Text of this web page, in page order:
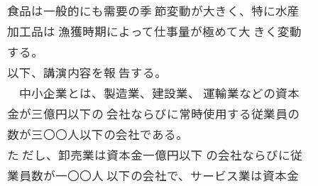
食品は一般的にも需要の季 節変動が大きく、特に水産
加工品は 漁獲時期によって仕事量が極めて大 きく変動
する。
以下、講演内容を報 告する。
中小企業とは、製造業、建設業、 運輸業などの資本
金が三億円以下の 会社ならびに常時使用する従業員の
数が三〇〇人以下の会社である。
た だし、卸売業は資本金一億円以下 の会社ならびに従
業員数が一〇〇人 以下の会社で、サービス業は資本金